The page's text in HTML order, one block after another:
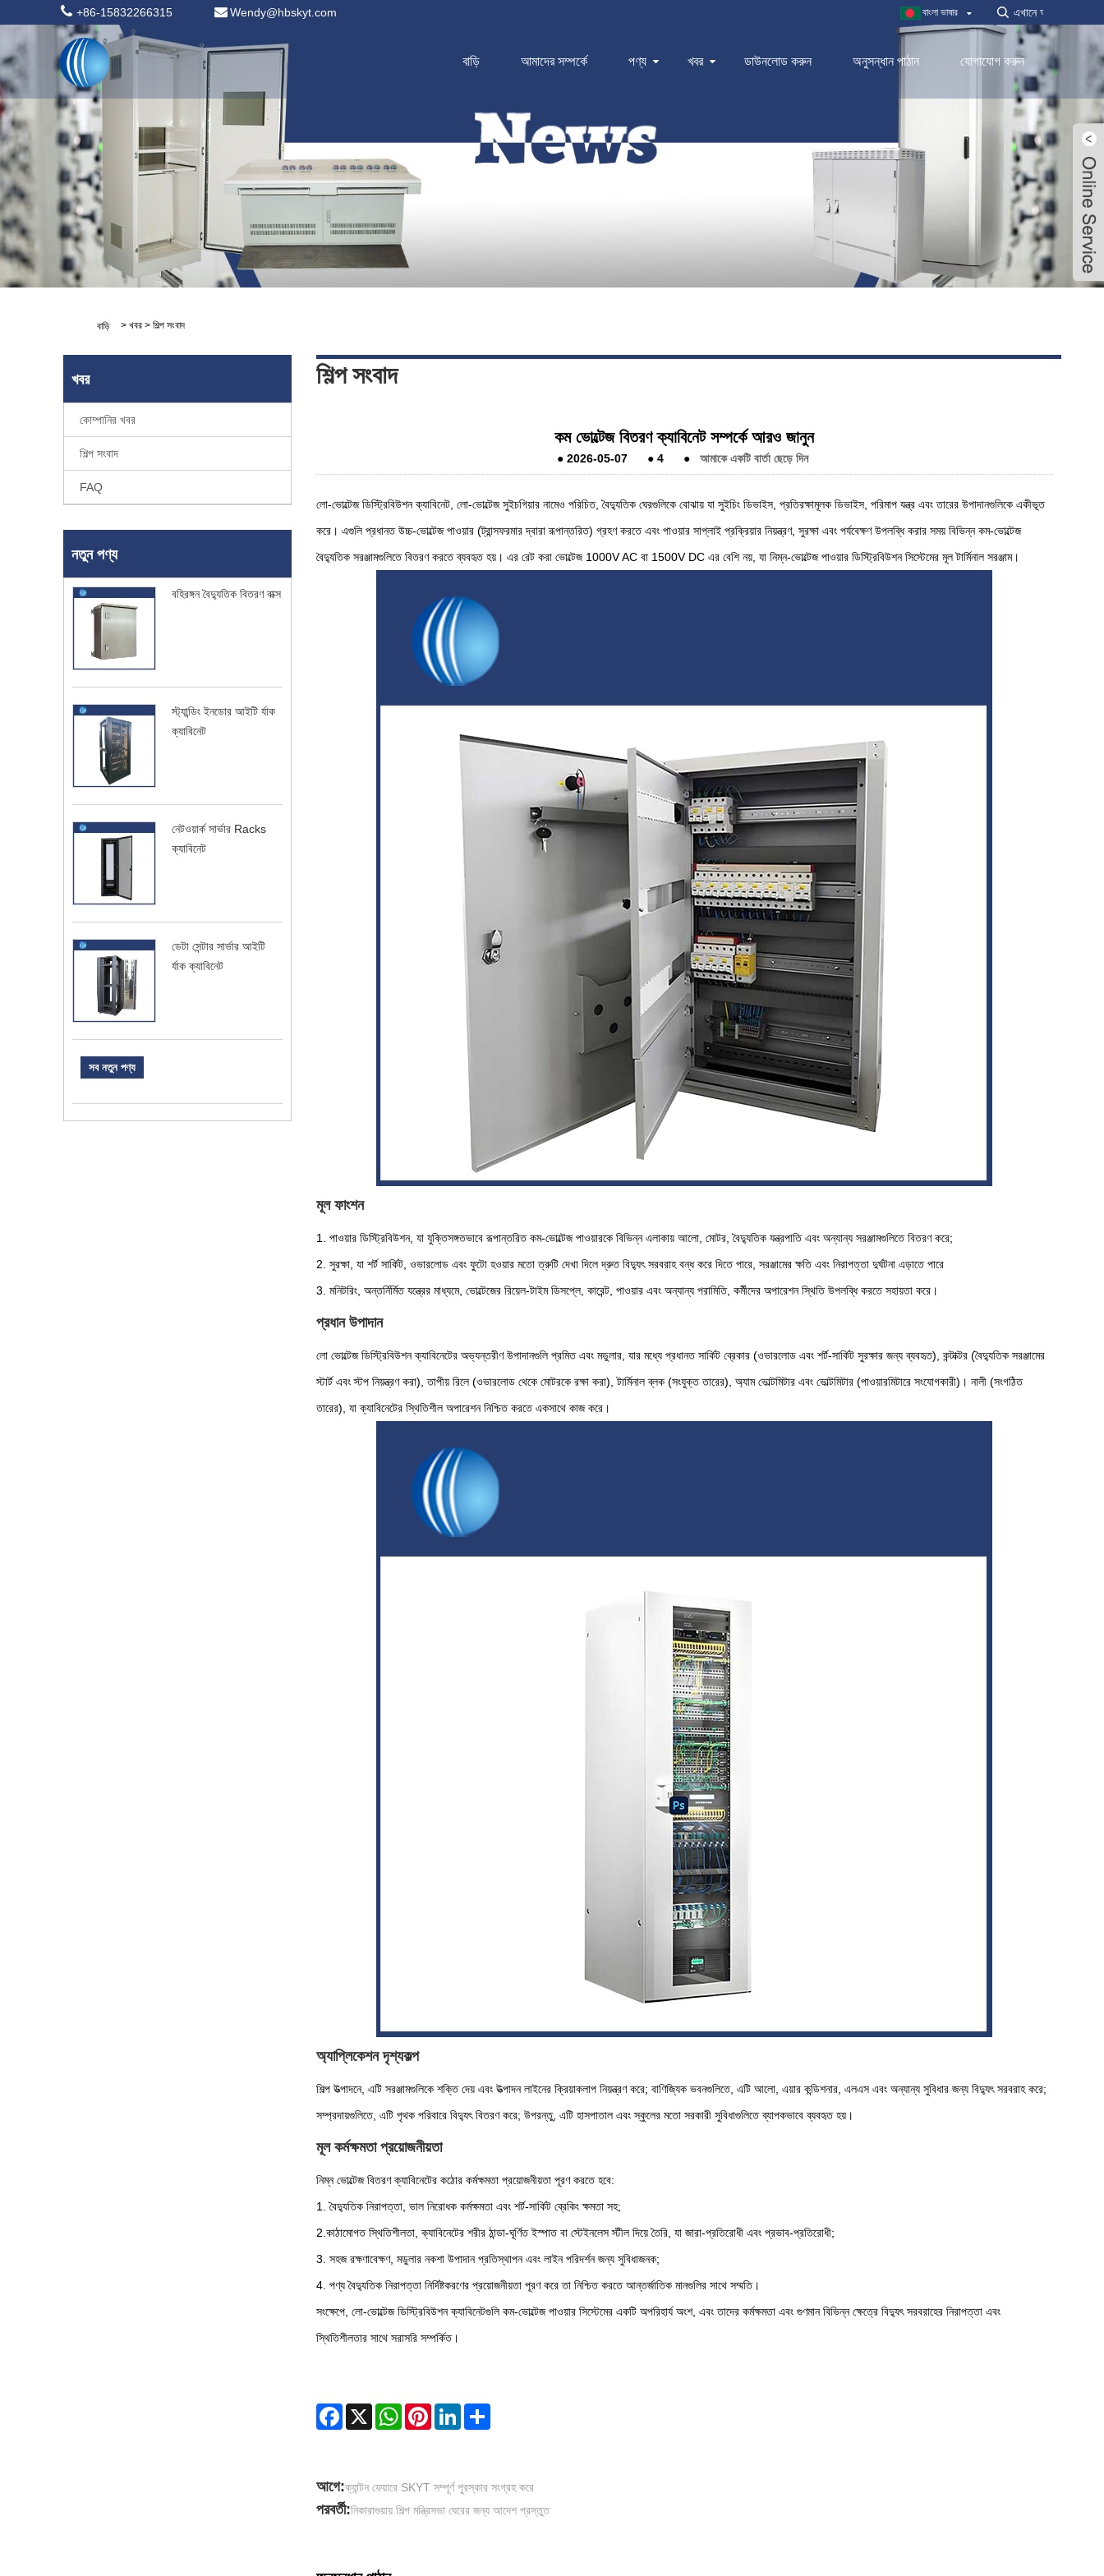
+86-15832266315 Wendy@hbskyt.com বাংলা ভাষার
বাড়ি আমাদের সম্পর্কে পণ্য খবর ডাউনলোড করুন অনুসন্ধান পাঠান যোগাযোগ করুন
বাড়ি > খবর > শিল্প সংবাদ
খবর
কোম্পানির খবর
শিল্প সংবাদ
FAQ
নতুন পণ্য
বহিরঙ্গন বৈদ্যুতিক বিতরণ বাক্স
স্ট্যান্ডিং ইনডোর আইটি র্যাক
ক্যাবিনেট
নেটওয়ার্ক সার্ভার Racks
ক্যাবিনেট
ডেটা সেন্টার সার্ভার আইটি
র্যাক ক্যাবিনেট
সব নতুন পণ্য
শিল্প সংবাদ
কম ভোল্টেজ বিতরণ ক্যাবিনেট সম্পর্কে আরও জানুন
● 2026-05-07 ● 4 ● আমাকে একটি বার্তা ছেড়ে দিন
লো-ভোল্টেজ ডিস্ট্রিবিউশন ক্যাবিনেট, লো-ভোল্টেজ সুইচগিয়ার নামেও পরিচিত, বৈদ্যুতিক ঘেরগুলিকে বোঝায় যা সুইচিং ডিভাইস, প্রতিরক্ষামূলক ডিভাইস, পরিমাপ যন্ত্র এবং তারের উপাদানগুলিকে একীভূত
করে। এগুলি প্রধানত উচ্চ-ভোল্টেজ পাওয়ার (ট্রান্সফরমার দ্বারা রূপান্তরিত) গ্রহণ করতে এবং পাওয়ার সাপ্লাই প্রক্রিয়ার নিয়ন্ত্রণ, সুরক্ষা এবং পর্যবেক্ষণ উপলব্ধি করার সময় বিভিন্ন কম-ভোল্টেজ
বৈদ্যুতিক সরঞ্জামগুলিতে বিতরণ করতে ব্যবহৃত হয়। এর রেট করা ভোল্টেজ 1000V AC বা 1500V DC এর বেশি নয়, যা নিম্ন-ভোল্টেজ পাওয়ার ডিস্ট্রিবিউশন সিস্টেমের মূল টার্মিনাল সরঞ্জাম।
মূল ফাংশন
1. পাওয়ার ডিস্ট্রিবিউশন, যা যুক্তিসঙ্গতভাবে রূপান্তরিত কম-ভোল্টেজ পাওয়ারকে বিভিন্ন এলাকায় আলো, মোটর, বৈদ্যুতিক যন্ত্রপাতি এবং অন্যান্য সরঞ্জামগুলিতে বিতরণ করে;
2. সুরক্ষা, যা শর্ট সার্কিট, ওভারলোড এবং ফুটো হওয়ার মতো ত্রুটি দেখা দিলে দ্রুত বিদ্যুৎ সরবরাহ বন্ধ করে দিতে পারে, সরঞ্জামের ক্ষতি এবং নিরাপত্তা দুর্ঘটনা এড়াতে পারে
3. মনিটরিং, অন্তর্নির্মিত যন্ত্রের মাধ্যমে, ভোল্টেজের রিয়েল-টাইম ডিসপ্লে, কারেন্ট, পাওয়ার এবং অন্যান্য পরামিতি, কর্মীদের অপারেশন স্থিতি উপলব্ধি করতে সহায়তা করে।
প্রধান উপাদান
লো ভোল্টেজ ডিস্ট্রিবিউশন ক্যাবিনেটের অভ্যন্তরীণ উপাদানগুলি প্রমিত এবং মডুলার, যার মধ্যে প্রধানত সার্কিট ব্রেকার (ওভারলোড এবং শর্ট-সার্কিট সুরক্ষার জন্য ব্যবহৃত), কন্টাক্টর (বৈদ্যুতিক সরঞ্জামের
স্টার্ট এবং স্টপ নিয়ন্ত্রণ করা), তাপীয় রিলে (ওভারলোড থেকে মোটরকে রক্ষা করা), টার্মিনাল ব্লক (সংযুক্ত তারের), অ্যাম ভোল্টমিটার এবং ভোল্টমিটার (পাওয়ারমিটারে সংযোগকারী)। নালী (সংগঠিত
তারের), যা ক্যাবিনেটের স্থিতিশীল অপারেশন নিশ্চিত করতে একসাথে কাজ করে।
অ্যাপ্লিকেশন দৃশ্যকল্প
শিল্প উত্পাদনে, এটি সরঞ্জামগুলিকে শক্তি দেয় এবং উত্পাদন লাইনের ক্রিয়াকলাপ নিয়ন্ত্রণ করে; বাণিজ্যিক ভবনগুলিতে, এটি আলো, এয়ার কন্ডিশনার, এলএস এবং অন্যান্য সুবিধার জন্য বিদ্যুৎ সরবরাহ করে;
সম্প্রদায়গুলিতে, এটি পৃথক পরিবারে বিদ্যুৎ বিতরণ করে; উপরন্তু, এটি হাসপাতাল এবং স্কুলের মতো সরকারী সুবিধাগুলিতে ব্যাপকভাবে ব্যবহৃত হয়।
মূল কর্মক্ষমতা প্রয়োজনীয়তা
নিম্ন ভোল্টেজ বিতরণ ক্যাবিনেটের কঠোর কর্মক্ষমতা প্রয়োজনীয়তা পূরণ করতে হবে:
1. বৈদ্যুতিক নিরাপত্তা, ভাল নিরোধক কর্মক্ষমতা এবং শর্ট-সার্কিট ব্রেকিং ক্ষমতা সহ;
2.কাঠামোগত স্থিতিশীলতা, ক্যাবিনেটের শরীর ঠান্ডা-ঘূর্ণিত ইস্পাত বা স্টেইনলেস স্টীল দিয়ে তৈরি, যা জারা-প্রতিরোধী এবং প্রভাব-প্রতিরোধী;
3. সহজ রক্ষণাবেক্ষণ, মডুলার নকশা উপাদান প্রতিস্থাপন এবং লাইন পরিদর্শন জন্য সুবিধাজনক;
4. পণ্য বৈদ্যুতিক নিরাপত্তা নির্দিষ্টকরণের প্রয়োজনীয়তা পূরণ করে তা নিশ্চিত করতে আন্তর্জাতিক মানগুলির সাথে সম্মতি।
সংক্ষেপে, লো-ভোল্টেজ ডিস্ট্রিবিউশন ক্যাবিনেটগুলি কম-ভোল্টেজ পাওয়ার সিস্টেমের একটি অপরিহার্য অংশ, এবং তাদের কর্মক্ষমতা এবং গুণমান বিভিন্ন ক্ষেত্রে বিদ্যুৎ সরবরাহের নিরাপত্তা এবং
স্থিতিশীলতার সাথে সরাসরি সম্পর্কিত।
Facebook
X WhatsAppPinterestLinkedInShare
আগে:ক্যান্টন ফেয়ারে SKYT সম্পূর্ণ পুরস্কার সংগ্রহ করে
পরবর্তী:নিকারাগুয়ায় শিল্প মন্ত্রিসভা ঘেরের জন্য আদেশ প্রস্তুত